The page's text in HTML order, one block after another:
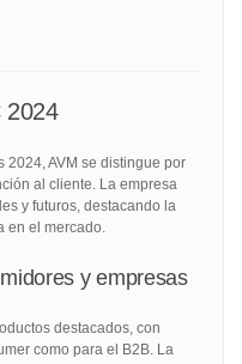
2024
2024, AVM se distingue por
al cliente. La empresa
y futuros, destacando la
en el mercado.
y empresas
destacados, con
como para el B2B. La